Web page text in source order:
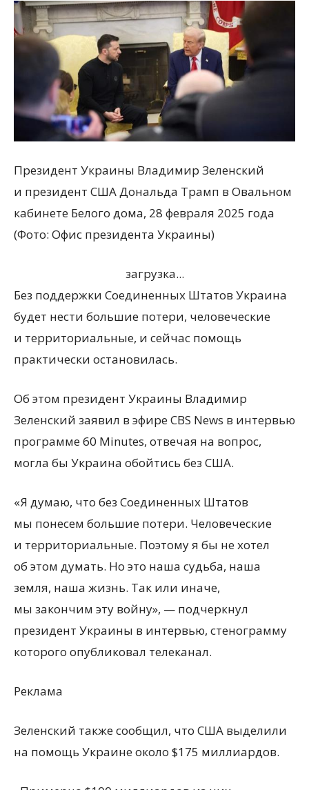
Президент Украины Владимир Зеленский
и президент США Дональда Трамп в Овальном
кабинете Белого дома, 28 февраля 2025 года
(Фото: Офис президента Украины)
загрузка...
Без поддержки Соединенных Штатов Украина
будет нести большие потери, человеческие
и территориальные, и сейчас помощь
практически остановилась.
Об этом президент Украины Владимир
Зеленский заявил в эфире CBS News в интервью
программе 60 Minutes, отвечая на вопрос,
могла бы Украина обойтись без США.
«Я думаю, что без Соединенных Штатов
мы понесем большие потери. Человеческие
и территориальные. Поэтому я бы не хотел
об этом думать. Но это наша судьба, наша
земля, наша жизнь. Так или иначе,
мы закончим эту войну», — подчеркнул
президент Украины в интервью, стенограмму
которого опубликовал телеканал.
Реклама
Зеленский также сообщил, что США выделили
на помощь Украине около $175 миллиардов.